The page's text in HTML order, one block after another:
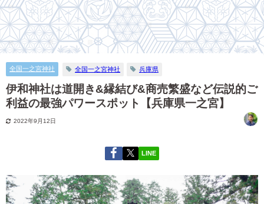
全国一之宮神社 全国一之宮神社 兵庫県
伊和神社は道開き&縁結び&商売繁盛など伝説的ご
利益の最強パワースポット【兵庫県一之宮】
2022年9月12日
LINE